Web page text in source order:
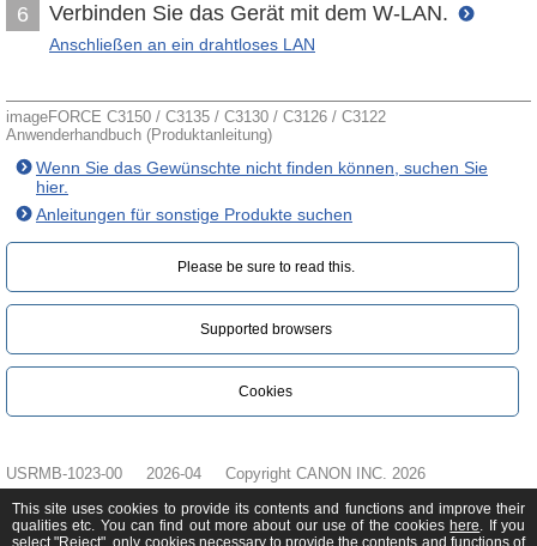
6 Verbinden Sie das Gerät mit dem W-LAN.
Anschließen an ein drahtloses LAN
imageFORCE C3150 / C3135 / C3130 / C3126 / C3122
Anwenderhandbuch (Produktanleitung)
Wenn Sie das Gewünschte nicht finden können, suchen Sie
hier.
Anleitungen für sonstige Produkte suchen
Please be sure to read this.‎
Supported browsers
Cookies
USRMB-1023-00 2026-04 Copyright CANON INC. 2026
This site uses cookies to provide its contents and functions and improve their
qualities etc. You can find out more about our use of the cookies here. If you
select "Reject", only cookies necessary to provide the contents and functions of